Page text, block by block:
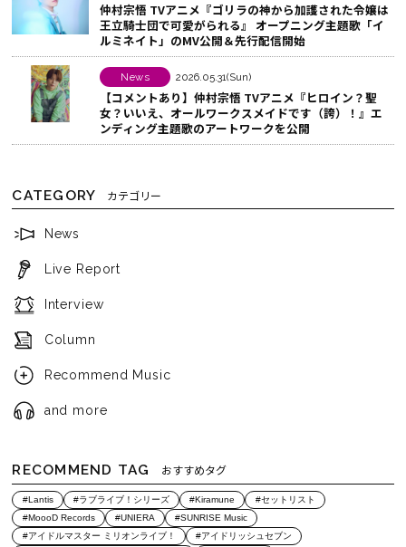
仲村宗悟 TVアニメ『ゴリラの神から加護された令嬢は
王立騎士団で可愛がられる』 オープニング主題歌「イ
ルミネイト」のMV公開＆先行配信開始
News 2026.05.31(Sun)
【コメントあり】仲村宗悟 TVアニメ『ヒロイン？聖
女？いいえ、オールワークスメイドです（誇）！』エ
ンディング主題歌のアートワークを公開
CATEGORY カテゴリー
News
Live Report
Interview
Column
Recommend Music
and more
RECOMMEND TAG おすすめタグ
#Lantis #ラブライブ！シリーズ #Kiramune
#セットリスト
#MoooD Records
#UNIERA
#SUNRISE Music
#アイドルマスター ミリオンライブ！
#アイドリッシュセブン